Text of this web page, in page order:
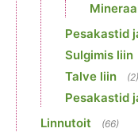
Pesakastid
Sulgimis liin
Talve liin (2)
Pesakastid
Linnutoit (66)